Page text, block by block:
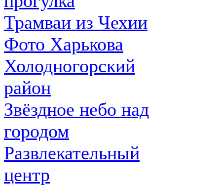
Трамваи из Чехии
Фото Харькова
Холодногорский
район
Звёздное небо над
городом
Развлекательный
центр